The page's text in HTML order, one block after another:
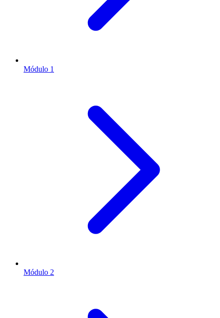
Módulo 1
Módulo 2